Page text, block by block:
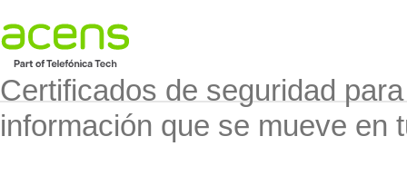
Certificados de seguridad
información que se mueve en